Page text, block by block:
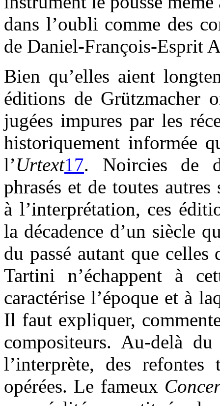
dans l’oubli comme des
de Daniel-François-Esprit
Bien qu’elles aient
éditions de Grützmacher
jugées impures par les
historiquement informée
l’Urtext17. Noircies de
phrasés et de toutes
à l’interprétation, ces
la décadence d’un siècle
du passé autant que celles
Tartini n’échappent à
caractérise l’époque et à
Il faut expliquer,
compositeurs. Au-delà
l’interprète, des
opérées. Le fameux